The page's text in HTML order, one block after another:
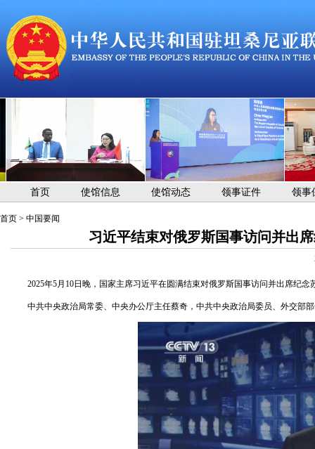
首页 使馆信息 使馆动态 领事证件 领事
首页 > 中国要闻
习近平结束对俄罗斯国事访问并出
2025年5月10日晚，国家主席习近平在圆满结束对俄罗斯国事访问并出席纪
中共中央政治局常委、中央办公厅主任蔡奇，中共中央政治局委员、外交部